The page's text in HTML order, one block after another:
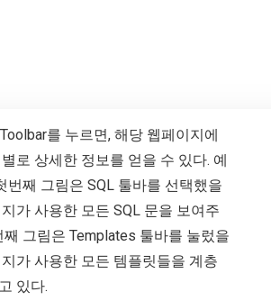
를 누르면, 해당 웹페이지에
로 상세한 정보를 얻을 수 있다. 예
번째 그림은 SQL 툴바를 선택했을
가 사용한 모든 SQL 문을 보여주
째 그림은 Templates 툴바를 눌렀을
가 사용한 모든 템플릿들을 계층
있다.